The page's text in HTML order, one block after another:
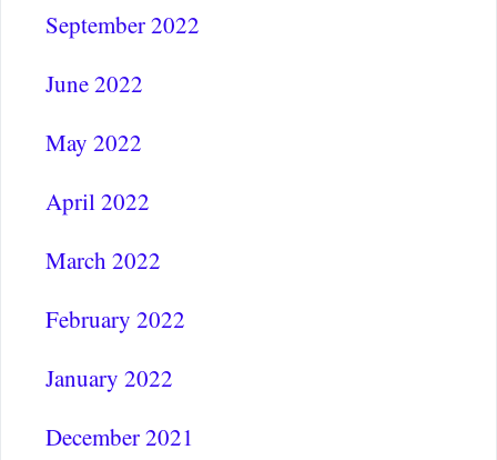
September 2022
June 2022
May 2022
April 2022
March 2022
February 2022
January 2022
December 2021